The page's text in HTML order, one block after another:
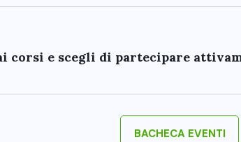
e scegli di partecipare
BACHECA EVENTI